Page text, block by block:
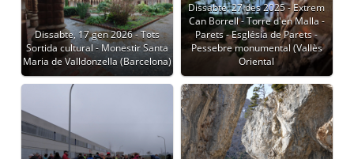
Dissabte, 17 gen 2026 - Tots
Sortida cultural - Monestir Santa
Maria de Valldonzella (Barcelona)
Dissabte, 27 des 2025 - Extrem
Can Borrell - Torre d'en Malla -
Parets - Església de Parets -
Pessebre monumental (Vallès
Oriental